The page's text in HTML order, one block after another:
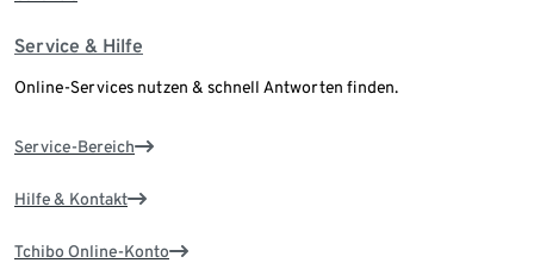
Service & Hilfe
Online-Services nutzen & schnell Antworten finden.
Service-Bereich
Hilfe & Kontakt
Tchibo Online-Konto